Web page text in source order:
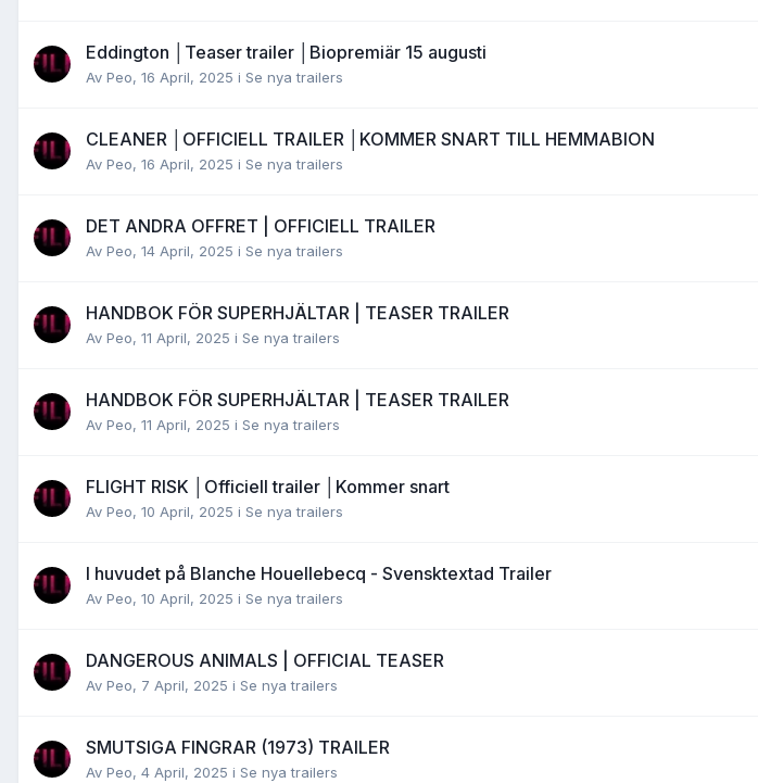
Eddington │Teaser trailer │Biopremiär 15 augusti
Av Peo, 16 April, 2025 i Se nya trailers
CLEANER │OFFICIELL TRAILER │KOMMER SNART TILL HEMMABION
Av Peo, 16 April, 2025 i Se nya trailers
DET ANDRA OFFRET | OFFICIELL TRAILER
Av Peo, 14 April, 2025 i Se nya trailers
HANDBOK FÖR SUPERHJÄLTAR | TEASER TRAILER
Av Peo, 11 April, 2025 i Se nya trailers
HANDBOK FÖR SUPERHJÄLTAR | TEASER TRAILER
Av Peo, 11 April, 2025 i Se nya trailers
FLIGHT RISK │Officiell trailer │Kommer snart
Av Peo, 10 April, 2025 i Se nya trailers
I huvudet på Blanche Houellebecq - Svensktextad Trailer
Av Peo, 10 April, 2025 i Se nya trailers
DANGEROUS ANIMALS | OFFICIAL TEASER
Av Peo, 7 April, 2025 i Se nya trailers
SMUTSIGA FINGRAR (1973) TRAILER
Av Peo, 4 April, 2025 i Se nya trailers